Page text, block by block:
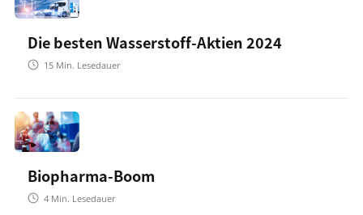
Die besten Wasserstoff-Aktien 2024
15 Min. Lesedauer
Biopharma-Boom
4 Min. Lesedauer